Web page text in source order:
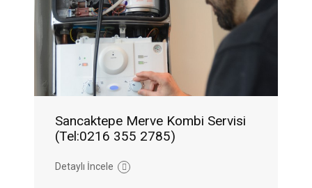
Sancaktepe Merve Kombi Servisi
(Tel:0216 355 2785)
Detaylı İncele